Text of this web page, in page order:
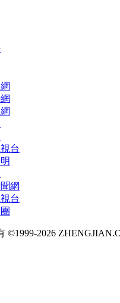
台
網
台
©1999-2026